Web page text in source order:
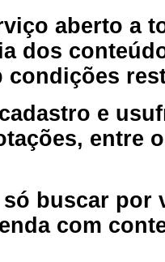
aberto a
dos
condições
e
entre
buscar por
com